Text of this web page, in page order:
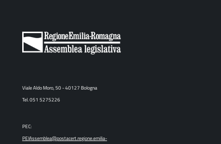
Viale Aldo Moro, 50 - 40127 Bologna
Tel. 051 5275226
PEC:
PEIAssemblea@postacert.regione.emilia-